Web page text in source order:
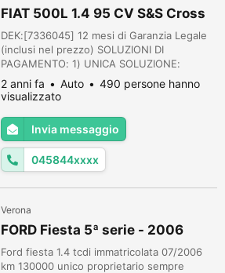
FIAT 500L 1.4 95 CV S&S Cross
DEK:[7336045] 12 mesi di Garanzia Legale
(inclusi nel prezzo) SOLUZIONI DI
PAGAMENTO: 1) UNICA SOLUZIONE:
PREZZO ESPOSTO + PASSAGGIO DI
PROPRIETA' 2) FINANZIAMENTO ANCHE
ANNI DI COPERTURA COLLISIONE, FURTO,
INCENDIO, RAPINA, EVENTI NATURALI E
SOCIOPOLITICI, ATTI VANDALICI E ROTTURA
CRISTALLI. VIENI A TROVARCI A: SAN
2 anni fa Auto
490 persone hanno
visualizzato
Invia messaggio
045844xxxx
Verona
FORD Fiesta 5ª serie - 2006
Ford fiesta 1.4 tcdi immatricolata 07/2006
km 130000 unico proprietario sempre